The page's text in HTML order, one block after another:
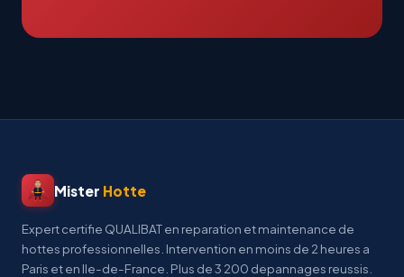
Mister Hotte
Expert certifie QUALIBAT en reparation et maintenance de
hottes professionnelles. Intervention en moins de 2 heures a
Paris et en Ile-de-France. Plus de 3 200 depannages reussis.